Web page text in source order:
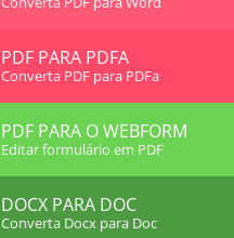
PDF PARA PDFA
Converta PDF para PDFa
PDF PARA O WEBFORM
Editar formulário em PDF
DOCX PARA DOC
Converta Docx para Doc